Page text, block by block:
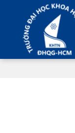
content